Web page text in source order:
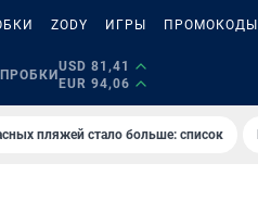
ZODY ИГРЫ ПРОМОКОДЫ
ПРОБКИ
USD 81,41
EUR 94,06
пляжей стало больше: список